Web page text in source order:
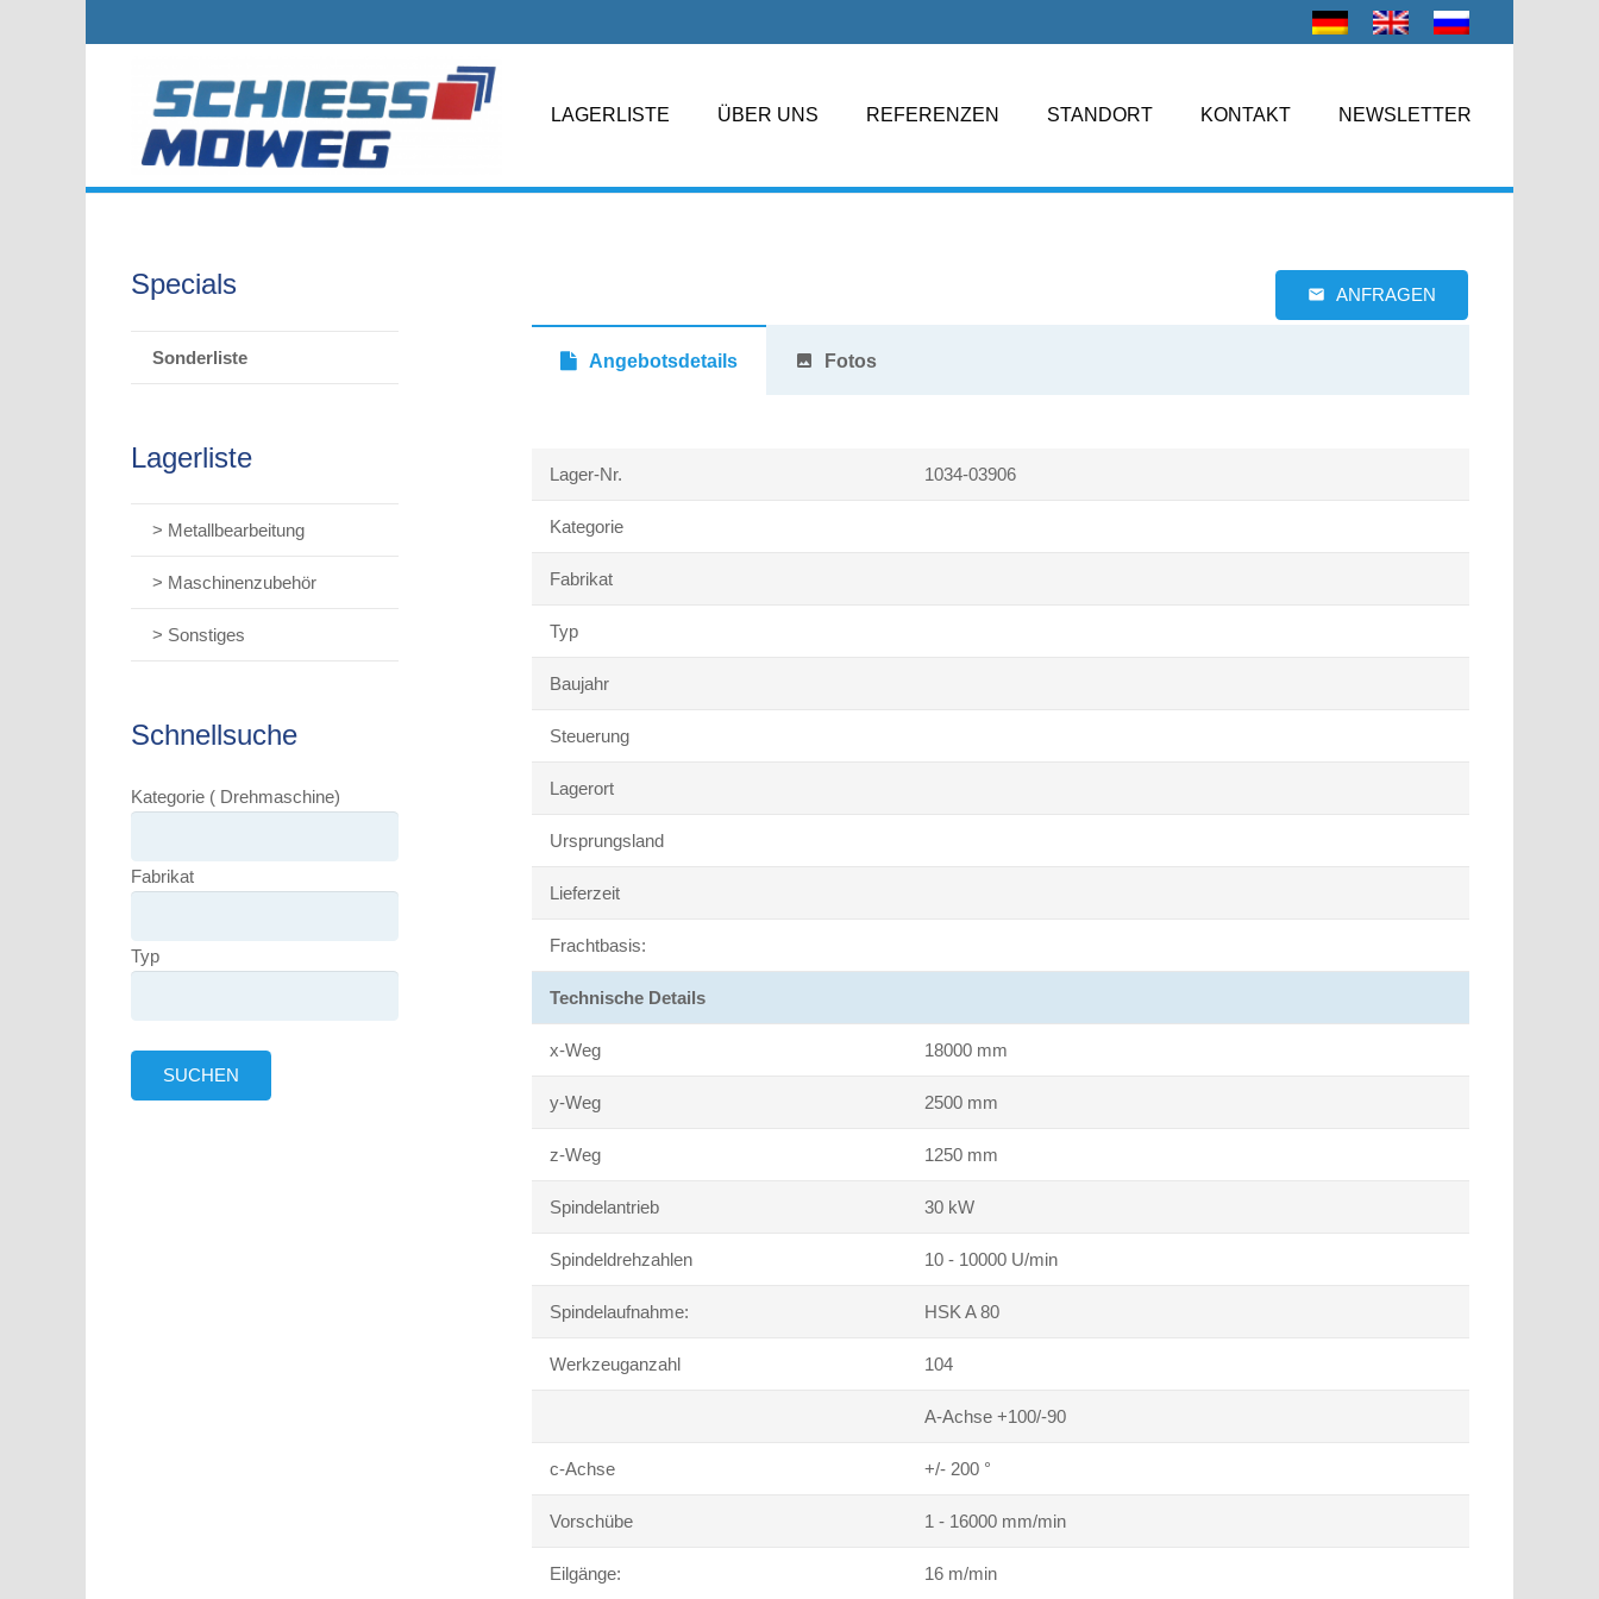
LAGERLISTE ÜBER UNS REFERENZEN STANDORT KONTAKT NEWSLETTER
email ANFRAGEN
Angebotsdetails photo Fotos
Lager-Nr. 1034-03906
Kategorie
Fabrikat
Typ
Baujahr
Steuerung
Lagerort
Ursprungsland
Lieferzeit
Frachtbasis:
Technische Details
x-Weg 18000 mm
y-Weg 2500 mm
z-Weg 1250 mm
Spindelantrieb 30 kW
Spindeldrehzahlen 10 - 10000 U/min
Spindelaufnahme: HSK A 80
Werkzeuganzahl 104
A-Achse +100/-90
c-Achse +/- 200 °
Vorschübe 1 - 16000 mm/min
Eilgänge: 16 m/min
Specials
Sonderliste
Lagerliste
> Metallbearbeitung
> Maschinenzubehör
> Sonstiges
Schnellsuche
Kategorie ( Drehmaschine)
Fabrikat
Typ